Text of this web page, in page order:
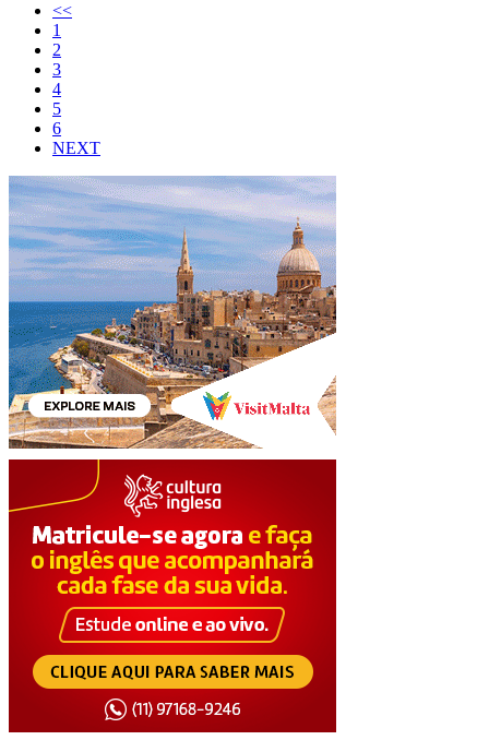
<<
1
2
3
4
5
6
NEXT